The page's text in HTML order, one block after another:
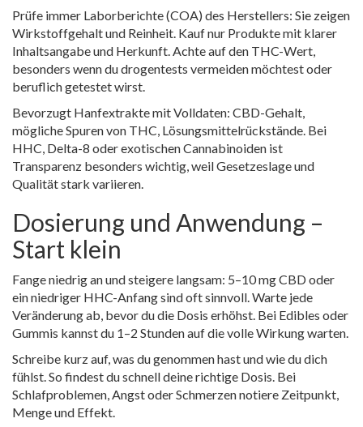
Prüfe immer Laborberichte (COA) des Herstellers: Sie zeigen
Wirkstoffgehalt und Reinheit. Kauf nur Produkte mit klarer
Inhaltsangabe und Herkunft. Achte auf den THC-Wert,
besonders wenn du drogentests vermeiden möchtest oder
beruflich getestet wirst.
Bevorzugt Hanfextrakte mit Volldaten: CBD-Gehalt,
mögliche Spuren von THC, Lösungsmittelrückstände. Bei
HHC, Delta-8 oder exotischen Cannabinoiden ist
Transparenz besonders wichtig, weil Gesetzeslage und
Qualität stark variieren.
Dosierung und Anwendung –
Start klein
Fange niedrig an und steigere langsam: 5–10 mg CBD oder
ein niedriger HHC-Anfang sind oft sinnvoll. Warte jede
Veränderung ab, bevor du die Dosis erhöhst. Bei Edibles oder
Gummis kannst du 1–2 Stunden auf die volle Wirkung warten.
Schreibe kurz auf, was du genommen hast und wie du dich
fühlst. So findest du schnell deine richtige Dosis. Bei
Schlafproblemen, Angst oder Schmerzen notiere Zeitpunkt,
Menge und Effekt.